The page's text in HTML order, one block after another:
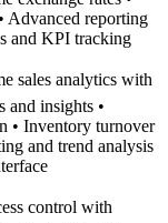
Advanced reporting
and KPI tracking
sales analytics with
and insights •
• Inventory turnover
and trend analysis
control with